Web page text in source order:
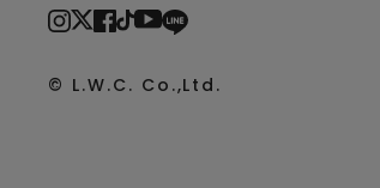
© L.W.C. Co.,Ltd.